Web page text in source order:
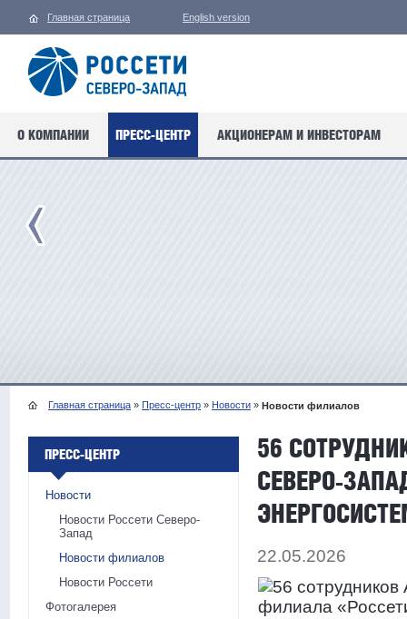
Главная страница English version
О КОМПАНИИ ПРЕСС-ЦЕНТР АКЦИОНЕРАМ И ИНВЕСТОРАМ
Главная страница » Пресс-центр » Новости » Новости филиалов
ПРЕСС-ЦЕНТР
Новости
Новости Россети Северо-
Запад
Новости филиалов
Новости Россети
Фотогалерея
56
СЕВЕРО-
22.05.2026